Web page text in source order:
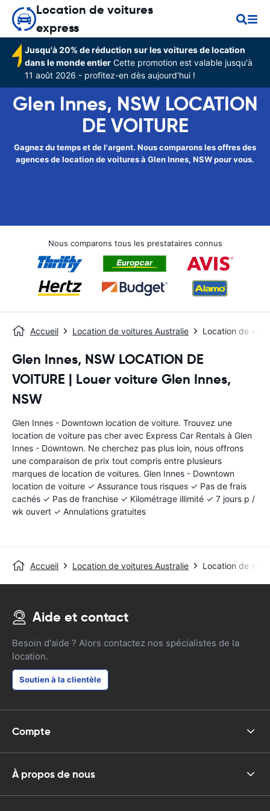
Location de voitures
express
Jusqu'à 20% de réduction sur les voitures de location
dans le monde entier Cette promotion est valable jusqu'à
11 août 2026 - profitez-en dès aujourd'hui !
Glen Innes, NSW LOCATION
DE VOITURE
Gagnez du temps et de l'argent. Nous comparons les offres des
agences de location de voitures à Glen Innes, NSW pour vous.
Nous comparons tous les prestataires connus
Accueil Location de voitures Australie Location de
Glen Innes, NSW LOCATION DE
VOITURE | Louer voiture Glen Innes,
NSW
Glen Innes - Downtown location de voiture. Trouvez une
location de voiture pas cher avec Express Car Rentals à Glen
Innes - Downtown. Ne cherchez pas plus loin, nous offrons
une comparaison de prix tout compris entre plusieurs
marques de location de voitures. Glen Innes - Downtown
location de voiture ✓ Assurance tous risques ✓ Pas de frais
cachés ✓ Pas de franchise ✓ Kilométrage illimité ✓ 7 jours p /
wk ouvert ✓ Annulations gratuites
Accueil Location de voitures Australie Location de
Aide et contact
Besoin d'aide ? Alors contactez nos spécialistes de la
location.
Soutien à la clientèle
Compte
À propos de nous